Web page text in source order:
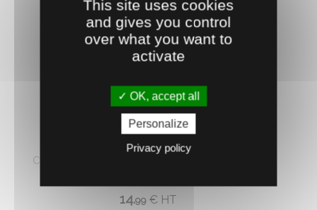
Colophane en poudre (résine de pins des Landes)
14.99 €HT
This site uses cookies
and gives you control
over what you want to
activate
OK, accept all
Personalize
Privacy policy